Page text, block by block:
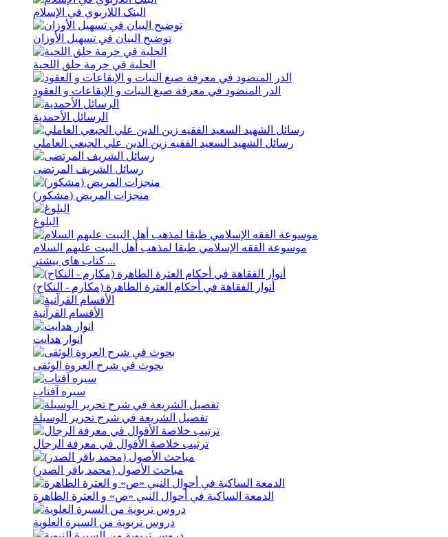
البنک اللاربوي في الإسلام
توضیح البیان في تسهیل الأوزان
الحلیة في حرمة حلق اللحیة
الدر المنضود في معرفة صیغ النیات و الإیقاعات و العقود
الرسائل الأحمدیة
رسائل الشهید السعید الفقیه زین الدین علي الجبعي العاملي
رسائل الشریف المرتضی
منجزات المریض (مشکور)
البلوغ
موسوعة الفقه الإسلامي طبقا لمذهب أهل البیت علیهم السلام
کتاب های بیشتر ...
أنوار الفقاهة في أحکام العترة الطاهرة (مکارم - النکاح)
الأقسام القرآنية
انوار هدايت
بحوث في شرح العروة الوثقی
سيره آفتاب
تفصیل الشریعة في شرح تحریر الوسیلة
ترتيب خلاصة الأقوال في معرفة الرجال
مباحث الأصول (محمد باقر الصدر)
الدمعة الساکبة في أحوال النبي «ص» و العترة الطاهرة
دروس تربویة من السیرة العلویة